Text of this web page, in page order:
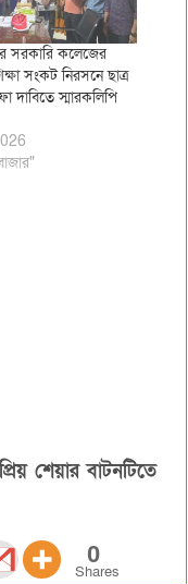
সরকারি কলেজের
সংকট নিরসনে ছাত্র
দাবিতে স্মারকলিপি
শেয়ার বাটনটিতে
0
Shares